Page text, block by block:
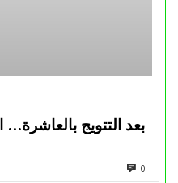
بعد التتويج
0